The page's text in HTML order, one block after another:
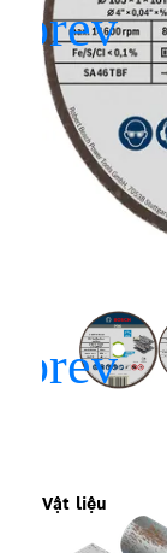
Vật liệu